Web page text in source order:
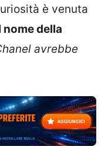
è venuta
della
avrebbe